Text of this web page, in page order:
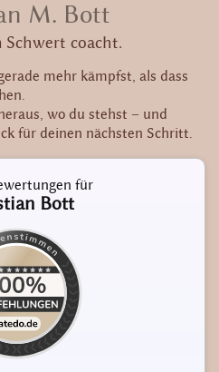
M. Bott
Schwert coacht.
mehr kämpfst, als dass
wo du stehst – und
für deinen nächsten Schritt.
für
Bott